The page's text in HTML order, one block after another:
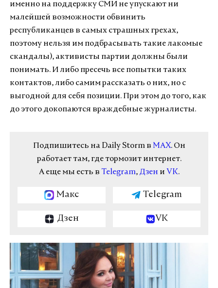
именно на поддержку СМИ не упускают ни
малейшей возможности обвинить
республиканцев в самых страшных грехах,
поэтому нельзя им подбрасывать такие лакомые
скандалы), активисты партии должны были
понимать. И либо пресечь все попытки таких
контактов, либо самим рассказать о них, но с
выгодной для себя позиции. При этом до того, как
до этого докопаются враждебные журналисты.
Подпишитесь на Daily Storm в MAX. Он
работает там, где тормозит интернет.
А еще мы есть в Telegram, Дзен и VK.
Макс Telegram
Дзен VK